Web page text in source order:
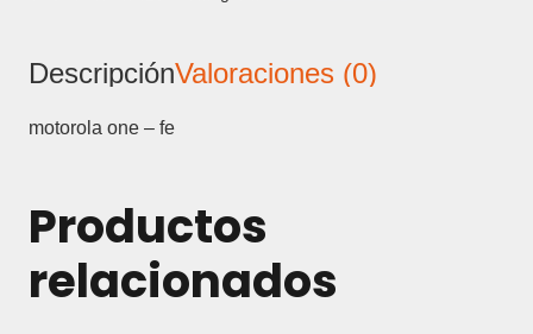
cantidad
DescripciónValoraciones (0)
motorola one – fe
Productos
relacionados